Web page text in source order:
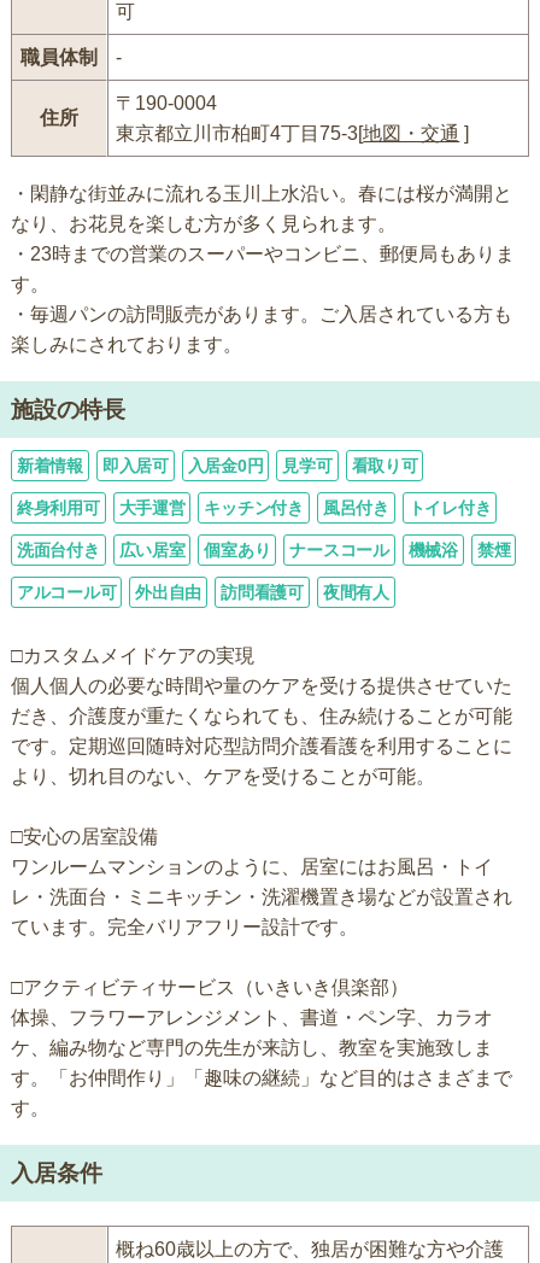
可
職員体制 -
住所
〒190-0004
東京都立川市柏町4丁目75-3[地図・交通 ]
・閑静な街並みに流れる玉川上水沿い。春には桜が満開と
なり、お花見を楽しむ方が多く見られます。
・23時までの営業のスーパーやコンビニ、郵便局もありま
す。
・毎週パンの訪問販売があります。ご入居されている方も
楽しみにされております。
施設の特長
新着情報 即入居可 入居金0円 見学可 看取り可
終身利用可 大手運営 キッチン付き 風呂付き トイレ付き
洗面台付き 広い居室 個室あり ナースコール 機械浴 禁煙
アルコール可 外出自由 訪問看護可 夜間有人
□カスタムメイドケアの実現
個人個人の必要な時間や量のケアを受ける提供させていた
だき、介護度が重たくなられても、住み続けることが可能
です。定期巡回随時対応型訪問介護看護を利用することに
より、切れ目のない、ケアを受けることが可能。
□安心の居室設備
ワンルームマンションのように、居室にはお風呂・トイ
レ・洗面台・ミニキッチン・洗濯機置き場などが設置され
ています。完全バリアフリー設計です。
□アクティビティサービス（いきいき倶楽部）
体操、フラワーアレンジメント、書道・ペン字、カラオ
ケ、編み物など専門の先生が来訪し、教室を実施致しま
す。「お仲間作り」「趣味の継続」など目的はさまざまで
す。
入居条件
概ね60歳以上の方で、独居が困難な方や介護